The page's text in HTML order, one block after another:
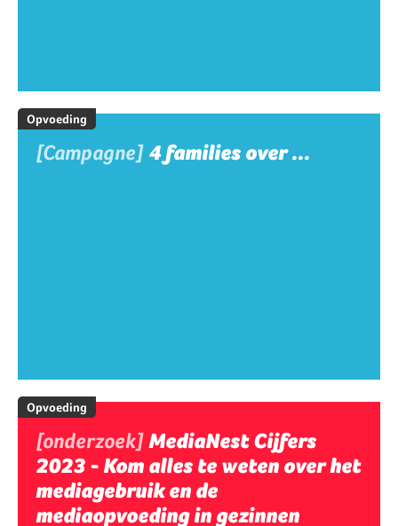
Opvoeding
[Campagne] 4 families over ...
Opvoeding
[onderzoek]MediaNest Cijfers
2023 - Kom alles te weten over het
mediagebruik en de
mediaopvoeding in gezinnen